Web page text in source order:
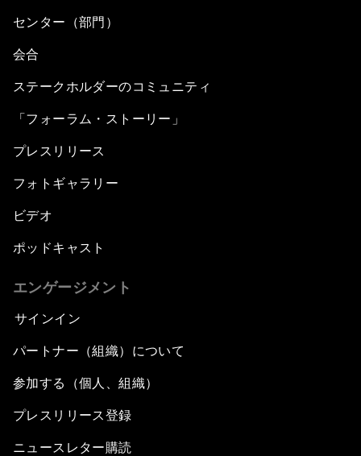
センター（部門）
会合
ステークホルダーのコミュニティ
「フォーラム・ストーリー」
プレスリリース
フォトギャラリー
ビデオ
ポッドキャスト
エンゲージメント
サインイン
パートナー（組織）について
参加する（個人、組織）
プレスリリース登録
ニュースレター購読